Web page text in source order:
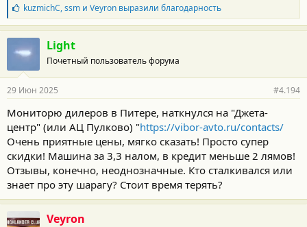
Б
л
а
г
о
д
а
н
с
т
и
kuzmichC,ssmи Veyronвыразили благодарность
Light
Почетный пользователь форума
29 Июн 2025 #4.194
Мониторю дилеров в Питере, наткнулся на "Джета-
центр" (или АЦ Пулково) "https://vibor-avto.ru/contacts/
Очень приятные цены, мягко сказать! Просто супер
скидки! Машина за 3,3 налом, в кредит меньше 2 лямов!
Отзывы, конечно, неоднозначные. Кто сталкивался или
знает про эту шарагу? Стоит время терять?
Veyron